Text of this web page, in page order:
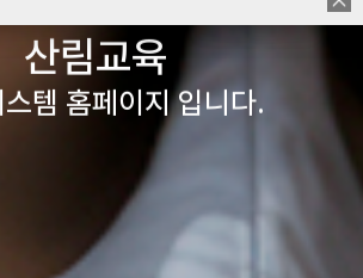
산림교육
템 홈페이지 입니다.